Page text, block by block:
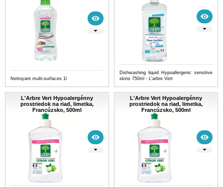
Nettoyant multi-surfaces 1l
Dishwashing liquid Hypoallergenic sensitive
skins 750ml - L'arbre Vert
L'Arbre Vert Hypoalergénny
prostriedok na riad, limetka,
Francúzsko, 500ml
L'Arbre Vert Hypoalergénny
prostriedok na riad, limetka,
Francúzsko, 500ml